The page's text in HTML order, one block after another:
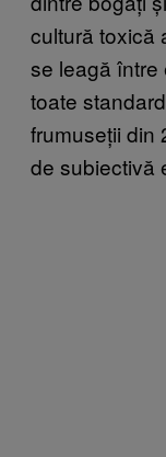
cultură toxică
se leagă între
toate
frumuseții din
de subiectivă